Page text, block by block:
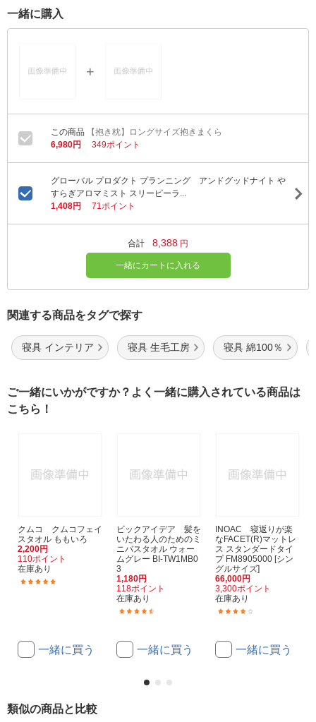
一緒に購入
【抱き枕】ロングサイズ抱きまくら
6,980円
349ポイント
グローバル プロダクト プランニング アンドグッドナイト や
すらぎアロマミスト スリーピーラ...
1,408円
71ポイント
合計 8,388 円
一緒にカートに入れる
関連する商品をタグで探す
寝具 インテリア 寝具 生毛工房 寝具 綿100％
ご一緒にいかがですか？よく一緒に購入されている商品は
こちら！
クムコ クムコフェイ
スタオル ももいろ
2,200円
110ポイント
在庫あり
一緒に買う
ビックアイデア 髪を
いたわる人のためのミ
ニバスタオル ウォー
ムグレー BI-TW1MB0
3
1,180円
118ポイント
在庫あり
一緒に買う
INOAC 寝返りが楽
なFACET(R)マットレ
ス スタンダードタイ
プ FM8905000 [シン
グルサイズ]
66,000円
3,300ポイント
在庫あり
一緒に買う
類似の商品と比較